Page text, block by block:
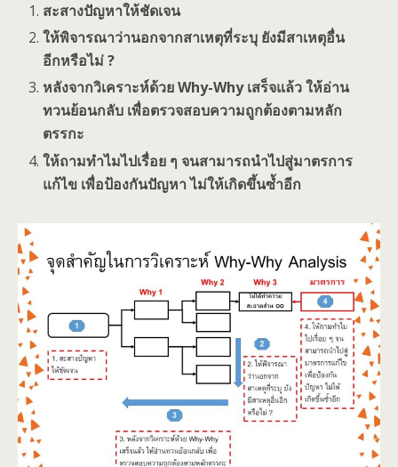
สะสางปัญหาให้ชัดเจน
ให้พิจารณาว่านอกจากสาเหตุที่ระบุ ยังมีสาเหตุอื่น
อีกหรือไม่ ?
หลังจากวิเคราะห์ด้วย Why-Why เสร็จแล้ว ให้อ่าน
ทวนย้อนกลับ เพื่อตรวจสอบความถูกต้องตามหลัก
ตรรกะ
ให้ถามทำไมไปเรื่อย ๆ จนสามารถนำไปสู่มาตรการ
แก้ไข เพื่อป้องกันปัญหา ไม่ให้เกิดขึ้นซ้ำอีก